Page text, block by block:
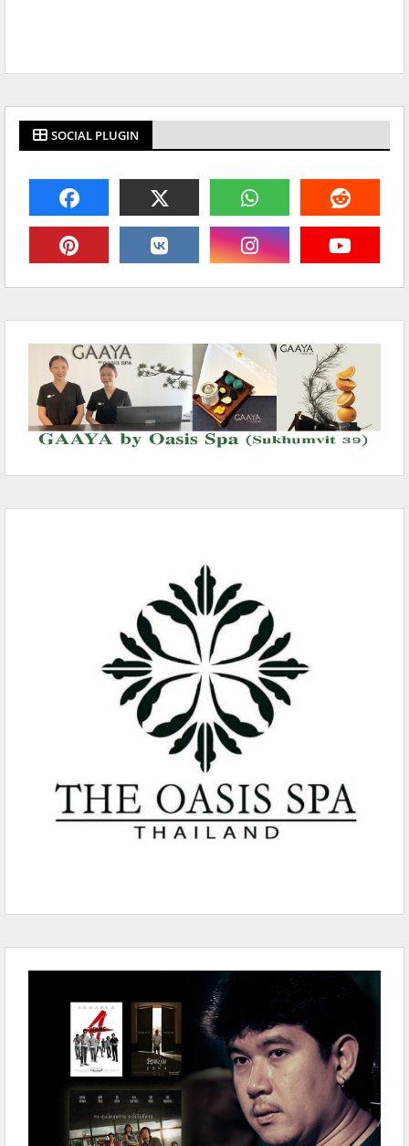
SOCIAL PLUGIN